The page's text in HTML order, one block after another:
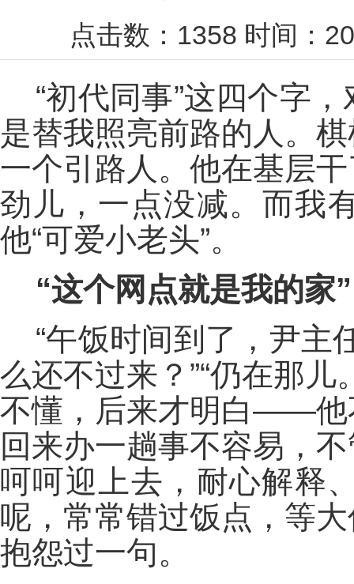
点击数： 1358 时间：
“初代同事”这四个字
是替我照亮前路的人。
一个引路人。他在基层
劲儿，一点没减。而我
他“可爱小老头”。
“这个网点就是我的家”
“午饭时间到了，尹主
么还不过来？”“仍在那
不懂，后来才明白——他
回来办一趟事不容易，
呵呵迎上去，耐心解释
呢，常常错过饭点，等
抱怨过一句。